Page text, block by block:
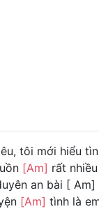
tôi mới hiểu
[Am] rất nhiều
an bài [ Am]
[Am] tình là